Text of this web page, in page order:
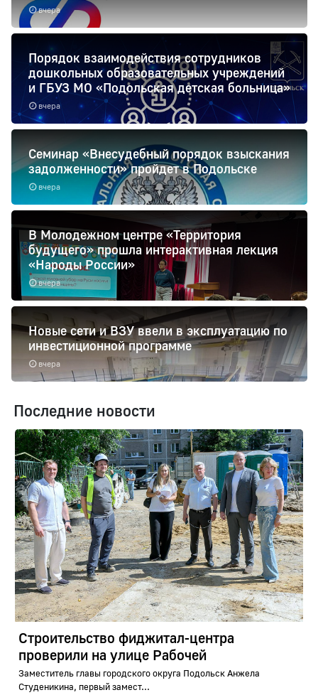
вчера
вчера
Порядок взаимодействия сотрудников
дошкольных образовательных учреждений
и ГБУЗ МО «Подольская детская больница»
вчера
Семинар «Внесудебный порядок взыскания
задолженности» пройдет в Подольске
вчера
В Молодежном центре «Территория
будущего» прошла интерактивная лекция
«Народы России»
вчера
Новые сети и ВЗУ ввели в эксплуатацию по
инвестиционной программе
Последние новости
Строительство фиджитал-центра
проверили на улице Рабочей
Заместитель главы городского округа Подольск Анжела
Студеникина, первый замест...